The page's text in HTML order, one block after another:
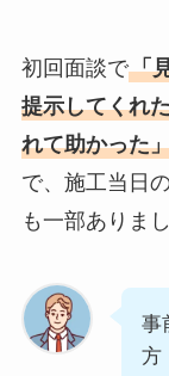
初回面談で「
提示してくれ
れて助かった
で、施工当日
も一部ありまし
事
方